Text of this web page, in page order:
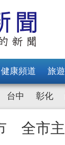
健康頻道 旅
台中 彰化
全市